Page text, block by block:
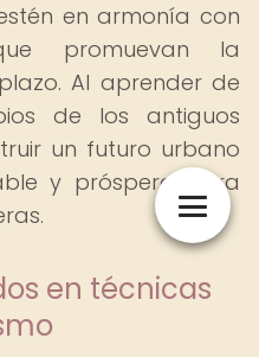
en armonía con
promuevan la
Al aprender de
de los antiguos
un futuro urbano
y próspero para
en técnicas